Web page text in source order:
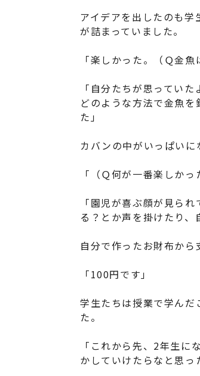
アイデアを出したのも学
が詰まっていました。
「楽しかった。（Ｑ金
「自分たちが思ってい
どのような方法で金魚
た」
カバンの中がいっぱいに
「（Ｑ何が一番楽しか
「園児が喜ぶ顔が見ら
る？とか声を掛けたり、
自分で作ったお財布から
「100円です」
学生たちは授業で学んだ
た。
「これから先、2年生に
かしていけたらなと思っ